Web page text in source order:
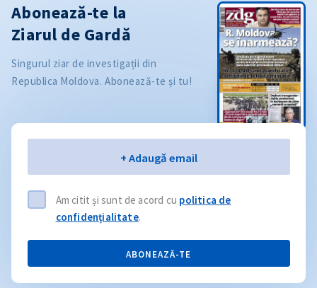
Abonează-te la
Ziarul de Gardă
Singurul ziar de investigații din
Republica Moldova. Abonează-te și tu!
+ Adaugă email
Am citit și sunt de acord cu politica de
confidențialitate.
ABONEAZĂ-TE